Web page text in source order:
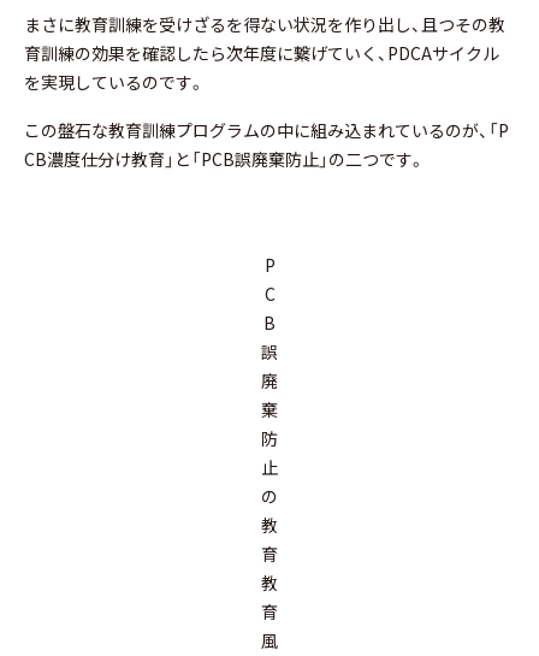
まさに教育訓練を受けざるを得ない状況を作り出し、且つその教
育訓練の効果を確認したら次年度に繋げていく、PDCAサイクル
を実現しているのです。
この盤石な教育訓練プログラムの中に組み込まれているのが、「P
CB濃度仕分け教育」と「PCB誤廃棄防止」の二つです。
P
C
B
誤
廃
棄
防
止
の
教
育
教
育
風